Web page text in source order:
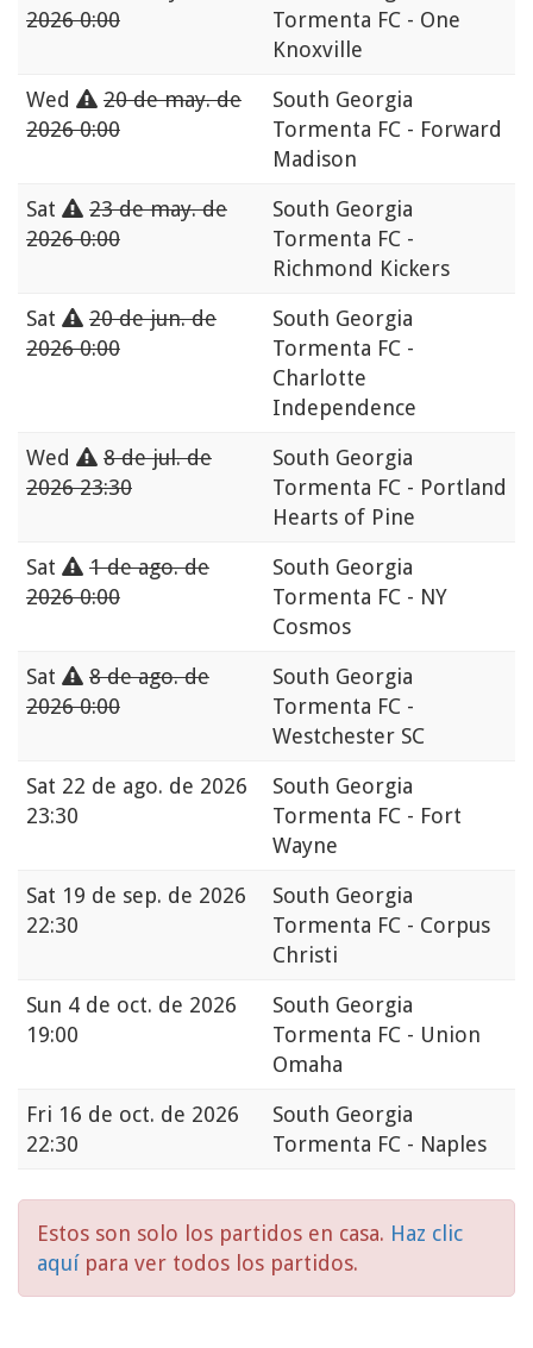
2026 0:00
Tormenta FC - One
Knoxville
Wed
20 de may. de
2026 0:00
South Georgia
Tormenta FC - Forward
Madison
Sat
23 de may. de
2026 0:00
South Georgia
Tormenta FC -
Richmond Kickers
Sat
20 de jun. de
2026 0:00
South Georgia
Tormenta FC -
Charlotte
Independence
Wed
8 de jul. de
2026 23:30
South Georgia
Tormenta FC - Portland
Hearts of Pine
Sat
1 de ago. de
2026 0:00
South Georgia
Tormenta FC - NY
Cosmos
Sat
8 de ago. de
2026 0:00
South Georgia
Tormenta FC -
Westchester SC
Sat 22 de ago. de 2026
23:30
South Georgia
Tormenta FC - Fort
Wayne
Sat 19 de sep. de 2026
22:30
South Georgia
Tormenta FC - Corpus
Christi
Sun 4 de oct. de 2026
19:00
South Georgia
Tormenta FC - Union
Omaha
Fri 16 de oct. de 2026
22:30
South Georgia
Tormenta FC - Naples
Estos son solo los partidos en casa. Haz clic
aquí para ver todos los partidos.